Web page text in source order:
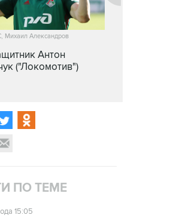
Михаил Александров
Антон
("Локомотив")
ПО ТЕМЕ
15:05